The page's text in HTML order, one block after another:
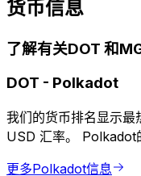
货币信息
了解有关DOT 和
DOT - Polkadot
我们的货币排名显示
USD 汇率。 Polkadot
更多Polkadot信息